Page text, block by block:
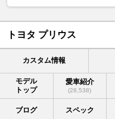
トヨタ プリウス
カスタム情報
モデル
トップ
愛車紹介
(28,538)
ブログ スペック